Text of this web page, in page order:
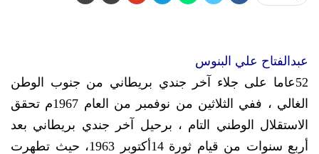
عبدالفتاح علي البنوس
52عاما على جلاء آخر جندي بريطاني من جنوب الوطن
الغالي ، ففي الثلاثين من نوفمبر من العام 1967م تحقق
الاستقلال الوطني التام ، برحيل آخر جندي بريطاني بعد
أربع سنوات من قيام ثورة 14أكتوبر 1963، حيث تطهرت